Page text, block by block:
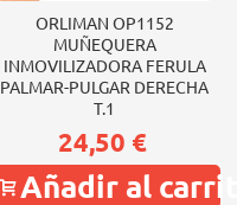
ORLIMAN OP1152
MUÑEQUERA
INMOVILIZADORA FERULA
PALMAR-PULGAR DERECHA
T.1
24,50 €
Añadir al